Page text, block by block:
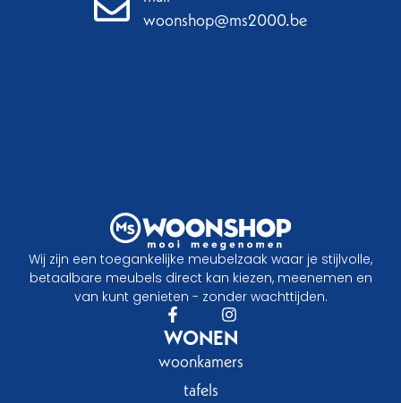
Wij zijn een toegankelijke meubelzaak waar je stijlvolle,
betaalbare meubels direct kan kiezen, meenemen en
van kunt genieten - zonder wachttijden.
WONEN
woonkamers
tafels
woonshop@ms2000.be